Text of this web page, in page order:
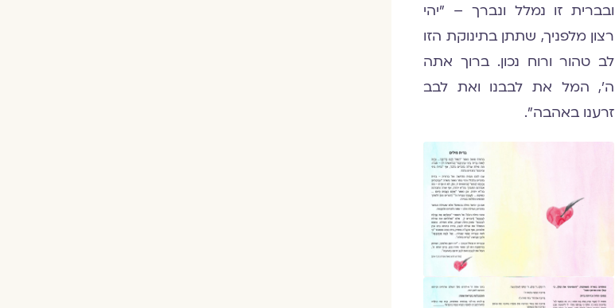
ובברית זו נמלל ונברך – "יהי
רצון מלפניך, שתתן בתינוקת הזו
לב טהור ורוח נכון. ברוך אתה
ה', המל את לבבנו ואת לבב
זרענו באהבה".